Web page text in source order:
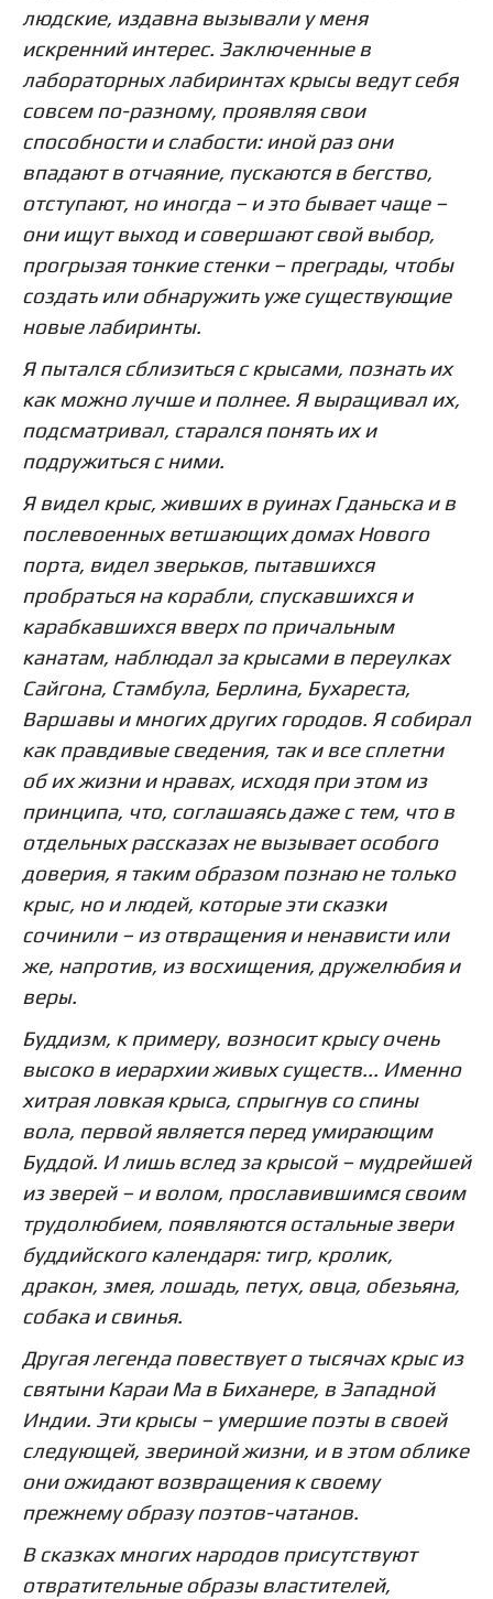
людские, издавна вызывали у меня
искренний интерес. Заключенные в
лабораторных лабиринтах крысы ведут себя
совсем по-разному, проявляя свои
способности и слабости: иной раз они
впадают в отчаяние, пускаются в бегство,
отступают, но иногда – и это бывает чаще –
они ищут выход и совершают свой выбор,
прогрызая тонкие стенки – преграды, чтобы
создать или обнаружить уже существующие
новые лабиринты.
Я пытался сблизиться с крысами, познать их
как можно лучше и полнее. Я выращивал их,
подсматривал, старался понять их и
подружиться с ними.
Я видел крыс, живших в руинах Гданьска и в
послевоенных ветшающих домах Нового
порта, видел зверьков, пытавшихся
пробраться на корабли, спускавшихся и
карабкавшихся вверх по причальным
канатам, наблюдал за крысами в переулках
Сайгона, Стамбула, Берлина, Бухареста,
Варшавы и многих других городов. Я собирал
как правдивые сведения, так и все сплетни
об их жизни и нравах, исходя при этом из
принципа, что, соглашаясь даже с тем, что в
отдельных рассказах не вызывает особого
доверия, я таким образом познаю не только
крыс, но и людей, которые эти сказки
сочинили – из отвращения и ненависти или
же, напротив, из восхищения, дружелюбия и
веры.
Буддизм, к примеру, возносит крысу очень
высоко в иерархии живых существ... Именно
хитрая ловкая крыса, спрыгнув со спины
вола, первой является перед умирающим
Буддой. И лишь вслед за крысой – мудрейшей
из зверей – и волом, прославившимся своим
трудолюбием, появляются остальные звери
буддийского календаря: тигр, кролик,
дракон, змея, лошадь, петух, овца, обезьяна,
собака и свинья.
Другая легенда повествует о тысячах крыс из
святыни Караи Ма в Биханере, в Западной
Индии. Эти крысы – умершие поэты в своей
следующей, звериной жизни, и в этом облике
они ожидают возвращения к своему
прежнему образу поэтов-чатанов.
В сказках многих народов присутствуют
отвратительные образы властителей,